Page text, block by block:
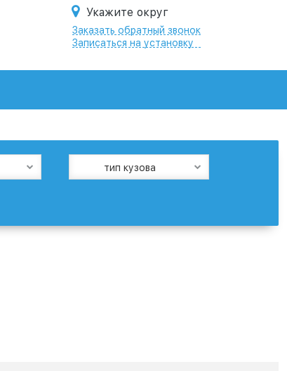
Укажите округ
Заказать обратный звонок
Записаться на установку
тип кузова